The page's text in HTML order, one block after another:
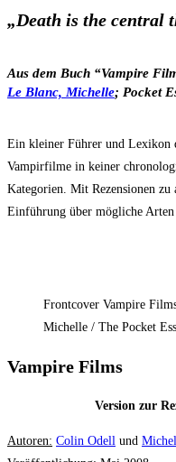
„Death is the central
Aus dem Buch “Vampire
Le Blanc, Michelle; Pocket
Ein kleiner Führer und Lexikon
Vampirfilme in keiner
Kategorien. Mit Rezensionen
Einführung über mögliche Arten
Frontcover Vampire
Michelle / The Pocket
Vampire Films
Version zur
Autoren: Colin Odell und